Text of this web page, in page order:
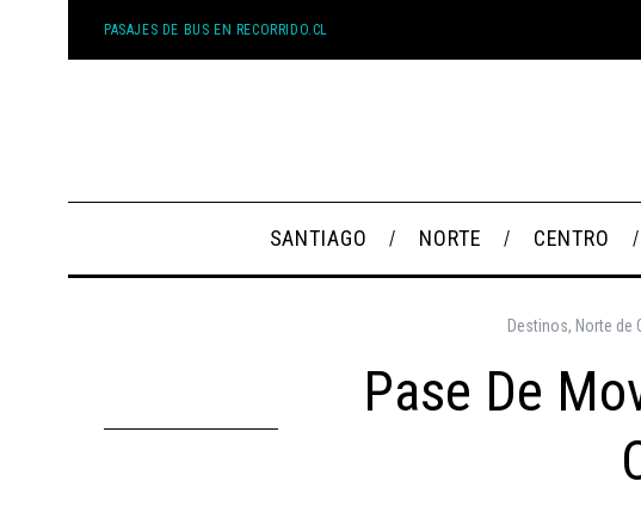
PASAJES DE BUS EN RECORRIDO.CL
SANTIAGO NORTE CENTRO
Destinos, Norte de
Pase De